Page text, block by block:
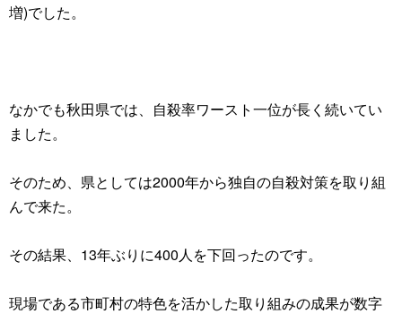
増)でした。
なかでも秋田県では、自殺率ワースト一位が長く続いてい
ました。
そのため、県としては2000年から独自の自殺対策を取り組
んで来た。
その結果、13年ぶりに400人を下回ったのです。
現場である市町村の特色を活かした取り組みの成果が数字